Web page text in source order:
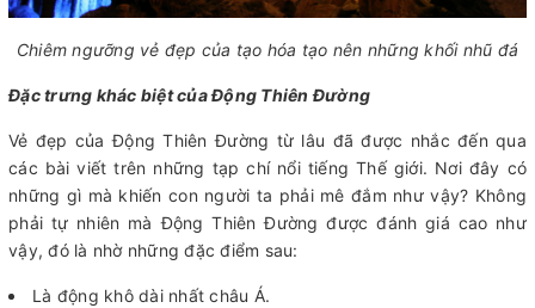
Chiêm ngưỡng vẻ đẹp của tạo hóa tạo nên những khối nhũ đá
Đặc trưng khác biệt của Động Thiên Đường
Vẻ đẹp của Động Thiên Đường từ lâu đã được nhắc đến qua
các bài viết trên những tạp chí nổi tiếng Thế giới. Nơi đây có
những gì mà khiến con người ta phải mê đắm như vậy? Không
phải tự nhiên mà Động Thiên Đường được đánh giá cao như
vậy, đó là nhờ những đặc điểm sau:
Là động khô dài nhất châu Á.